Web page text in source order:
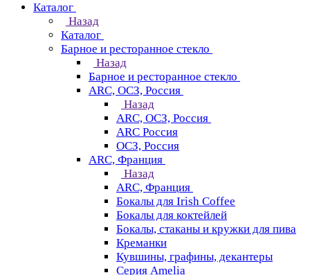
Каталог
Назад
Каталог
Барное и ресторанное стекло
Назад
Барное и ресторанное стекло
ARC, ОСЗ, Россия
Назад
ARC, ОСЗ, Россия
ARC Россия
ОСЗ, Россия
ARC, Франция
Назад
ARC, Франция
Бокалы для Irish Coffee
Бокалы для коктейлей
Бокалы, стаканы и кружки для пива
Креманки
Кувшины, графины, декантеры
Серия Amelia